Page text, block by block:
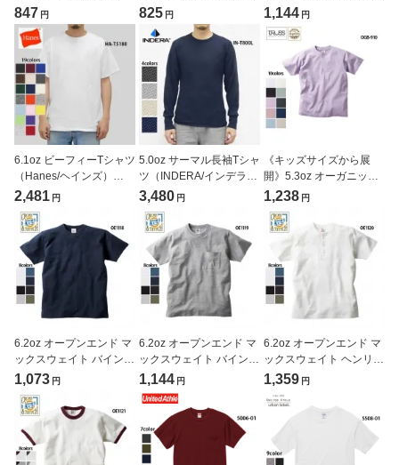
APPAREL/アルスタイル
アパレル）[T1301]
847 円
ン）[T8000]
825 円
ン）[T4200]
1,144 円
6.1oz ビーフィーTシャツ
（Hanes/ヘインズ）
[T5180]
2,481 円
5.0oz サーマル長袖Tシャ
ツ（INDERA/インデラ）
[T800L]
3,480 円
《キッズサイズから展
開》5.3oz オーガニック
コットン Tシャツ
オーガビッツ)[OGB-910]
1,238 円
6.2oz オープンエンド マ
ックスウェイト バインダ
ーネックTシャツ
ス＆ステッチ)[OE1118]
1,073 円
6.2oz オープンエンド マ
ックスウェイト バインダ
ーネック ポケットTシャ
ツ(CROSS&STITCH/ク
ロス＆ステッチ)
[OE1119]
1,144 円
6.2oz オープンエンド マ
ックスウェイト ヘンリー
ネック Tシャツ
ス＆ステッチ)[OE1120]
1,359 円